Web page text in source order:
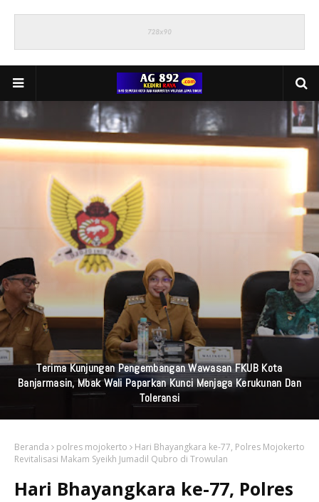
Tak Sekadar Ruang Keagamaan, Kapolres Kediri Sebut Majelis
Taklim Punya Peran Strategis
Beranda polres mojokerto
Hari Bhayangkara ke-77, Polres Mojokerto
Revitalisasi Makam Syeikh Jumadil Qubro di Trowulan
Hari Bhayangkara ke-77, Polres